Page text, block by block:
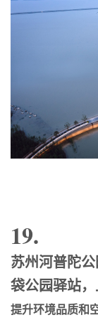
19.
苏州河普陀
袋公园驿站
提升环境品质和